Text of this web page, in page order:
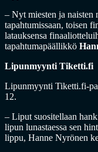
– Nyt miesten ja naisten
tapahtumissaan, toisen
latauksensa
tapahtumapäällikkö
Lipunmyynti Tiketti.fi
Lipunmyynti Tiketti.fi-
12.
– Liput suositellaan
lipun lunastaessa sen
lippu, Hanne Nyrönen